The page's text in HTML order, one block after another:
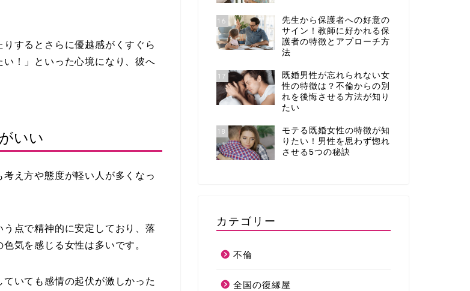
するとさらに優越感がくすぐら
！」といった心境になり、彼へ
いい
え方や態度が軽い人が多くなっ
点で精神的に安定しており、落
気を感じる女性は多いです。
いても感情の起伏が激しかった
16
先生から保護者への好意の
サイン！教師に好かれる保
護者の特徴とアプローチ方
法
17
既婚男性が忘れられない女
性の特徴は？不倫からの別
れを後悔させる方法が知り
たい
18
モテる既婚女性の特徴が知
りたい！男性を思わず惚れ
させる5つの秘訣
カテゴリー
不倫
全国の復縁屋